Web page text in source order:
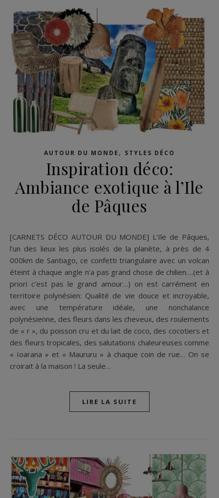
AUTOUR DU MONDE , STYLES DÉCO
Inspiration déco:
Ambiance exotique à l’Ile
de Pâques
[CARNETS DÉCO AUTOUR DU MONDE] L’Ile de Pâques,
l’un des lieux les plus isolés de la planète, à près de 4
000km de Santiago, ce confetti triangulaire avec un volcan
éteint à chaque angle n’a pas grand chose de chilien….(et à
priori c’est pas le grand amour…) on est carrément en
territoire polynésien: Qualité de vie douce et incroyable,
avec une température idéale, une nonchalance
polynésienne, des fleurs dans les cheveux, des roulements
de « r », du poisson cru et du lait de coco, des cocotiers et
des fleurs tropicales, des salutations chaleureuses comme
« Ioarana » et « Maururu » à chaque coin de rue… On se
croirait à la maison ! La seule…
LIRE LA SUITE